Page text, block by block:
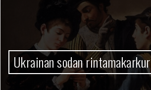
Ukrainan sodan